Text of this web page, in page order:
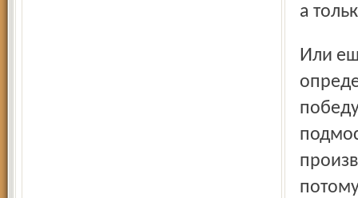
а
Или ещё пример. В прошлом году на аукционе по